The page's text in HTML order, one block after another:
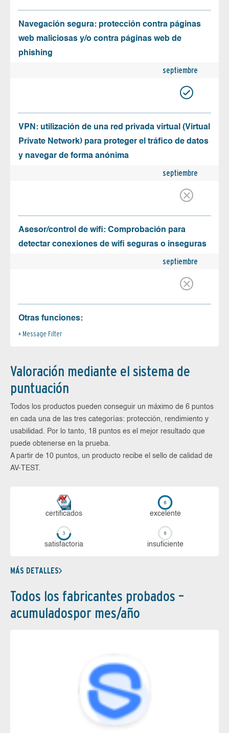
Navegación segura: protección contra páginas
web maliciosas y/o contra páginas web de
phishing
septiembre
VPN: utilización de una red privada virtual (Virtual
Private Network) para proteger el tráfico de datos
y navegar de forma anónima
septiembre
Asesor/control de wifi: Comprobación para
detectar conexiones de wifi seguras o inseguras
septiembre
Otras funciones:
Message Filter
Valoración mediante el sistema de
puntuación
Todos los productos pueden conseguir un máximo de 6 puntos
en cada una de las tres categorías: protección, rendimiento y
usabilidad. Por lo tanto, 18 puntos es el mejor resultado que
puede obtenerse en la prueba.
A partir de 10 puntos, un producto recibe el sello de calidad de
AV-TEST.
certi­ficados ex­ce­len­te
sa­tis­fac­to­ria in­su­fi­cien­te
MÁS DETALLES
Todos los fabricantes probados –
acumuladospor mes/año